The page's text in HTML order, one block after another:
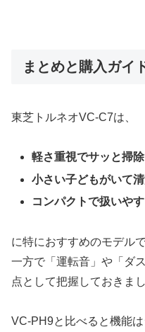
まとめと購入ガイ
東芝トルネオVC-C7は、
軽さ重視でサッと掃
小さい子どもがいて
コンパクトで扱いや
に特におすすめのモデルで
一方で「運転音」や「ダ
点として把握しておきまし
VC-PH9と比べると機能